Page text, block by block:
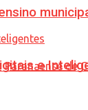
e